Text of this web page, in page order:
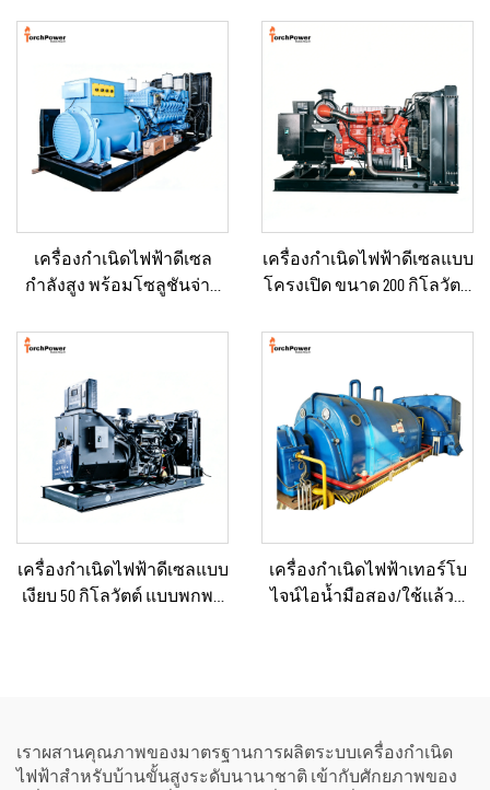
เครื่องกำเนิดไฟฟ้าดีเซล
กำลังสูง พร้อมโซลูชันจ่าย
แร่/การผลิตในโรงงาน และ
เครื่องกำเนิดไฟฟ้าดีเซลแบบ
โครงเปิด ขนาด 200 กิโลวัตต์
และการจ่ายไฟฟ้าแบบคงที่
เครื่องกำเนิดไฟฟ้าดีเซลแบบ
เงียบ 50 กิโลวัตต์ แบบพกพา
เครื่องกำเนิดไฟฟ้าเทอร์โบ
ไจน์ไอน้ำมือสอง/ใช้แล้วที่
เราผสานคุณภาพของมาตรฐานการผลิตระบบเครื่องกำเนิด
ไฟฟ้าสำหรับบ้านขั้นสูงระดับนานาชาติ เข้ากับศักยภาพของ